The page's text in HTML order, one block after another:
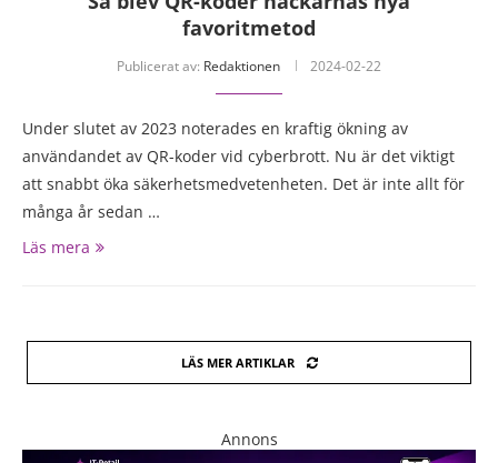
favoritmetod
Publicerat av: Redaktionen 2024-02-22
Under slutet av 2023 noterades en kraftig ökning av
användandet av QR-koder vid cyberbrott. Nu är det viktigt
att snabbt öka säkerhetsmedvetenheten. Det är inte allt för
många år sedan …
Läs mera
LÄS MER ARTIKLAR
Annons